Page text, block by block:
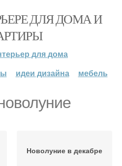
ДЛЯ ДОМА И
для дома
идеи дизайна мебель
Новолуние в декабре